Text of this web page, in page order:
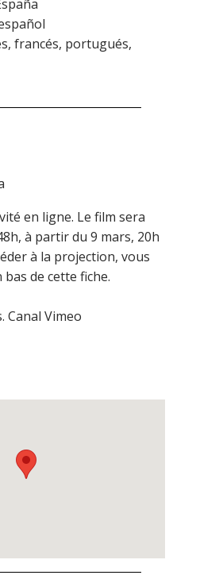
francés, portugués,
en ligne. Le film sera
à partir du 9 mars, 20h
à la projection, vous
de cette fiche.
Canal Vimeo